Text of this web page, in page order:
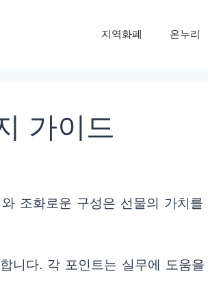
지역화폐 온누리
가이드
조화로운 구성은 선물의 가치
다. 각 포인트는 실무에 도움